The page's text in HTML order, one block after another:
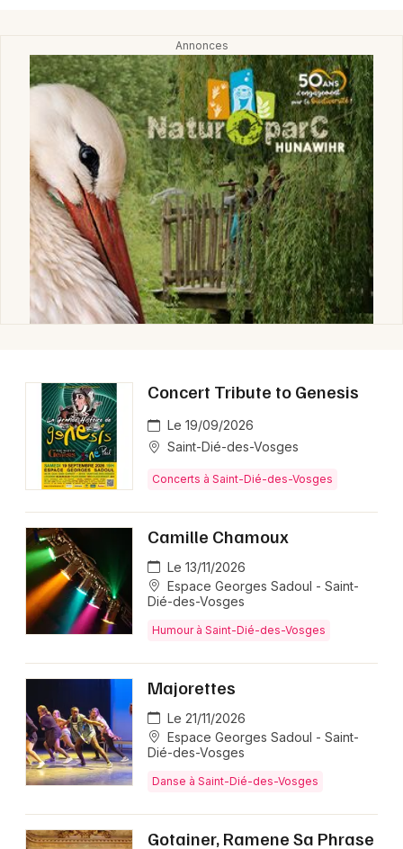
Concert Tribute to Genesis
Le 19/09/2026
Saint-Dié-des-Vosges
Concerts à Saint-Dié-des-Vosges
Camille Chamoux
Le 13/11/2026
Espace Georges Sadoul - Saint-
Dié-des-Vosges
Humour à Saint-Dié-des-Vosges
Majorettes
Le 21/11/2026
Espace Georges Sadoul - Saint-
Dié-des-Vosges
Danse à Saint-Dié-des-Vosges
Gotainer, Ramene Sa Phrase